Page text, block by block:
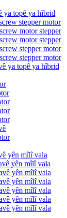
ya topê ya hîbrid
stepper motor
motor stepper
motor stepper
stepper motor
stepper motor
ya topê ya hîbrid
yên mîlî vala
yên mîlî vala
yên mîlî vala
yên mîlî vala
yên mîlî vala
yên mîlî vala
yên mîlî vala